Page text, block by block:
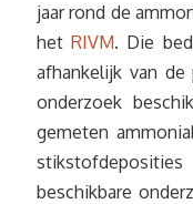
jaar rond de
hetRIVM. Die
afhankelijk van
onderzoek
gemeten
beschikbare